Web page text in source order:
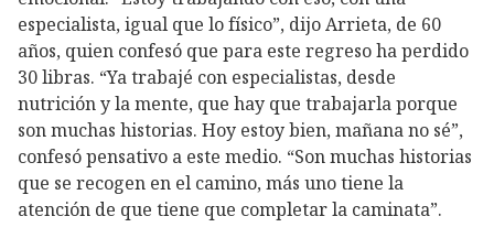
especialista, igual que lo físico”, dijo Arrieta, de 60
años, quien confesó que para este regreso ha perdido
30 libras. “Ya trabajé con especialistas, desde
nutrición y la mente, que hay que trabajarla porque
son muchas historias. Hoy estoy bien, mañana no sé”,
confesó pensativo a este medio. “Son muchas historias
que se recogen en el camino, más uno tiene la
atención de que tiene que completar la caminata”.